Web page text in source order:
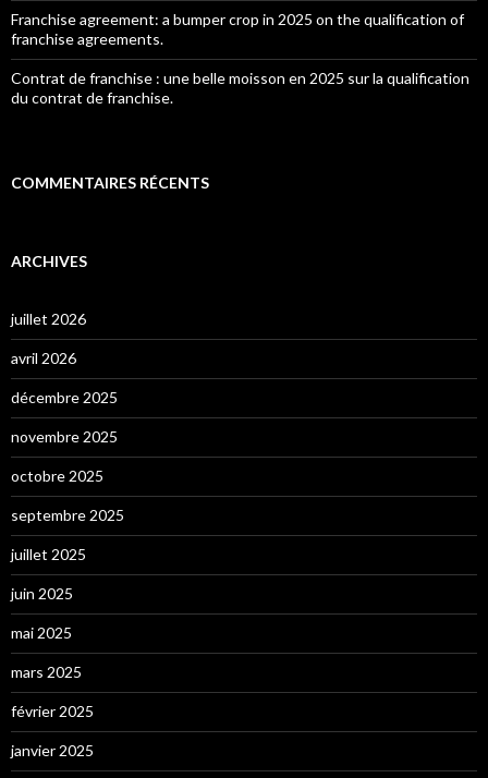
Franchise agreement: a bumper crop in 2025 on the qualification of
franchise agreements.
Contrat de franchise : une belle moisson en 2025 sur la qualification
du contrat de franchise.
COMMENTAIRES RÉCENTS
ARCHIVES
juillet 2026
avril 2026
décembre 2025
novembre 2025
octobre 2025
septembre 2025
juillet 2025
juin 2025
mai 2025
mars 2025
février 2025
janvier 2025